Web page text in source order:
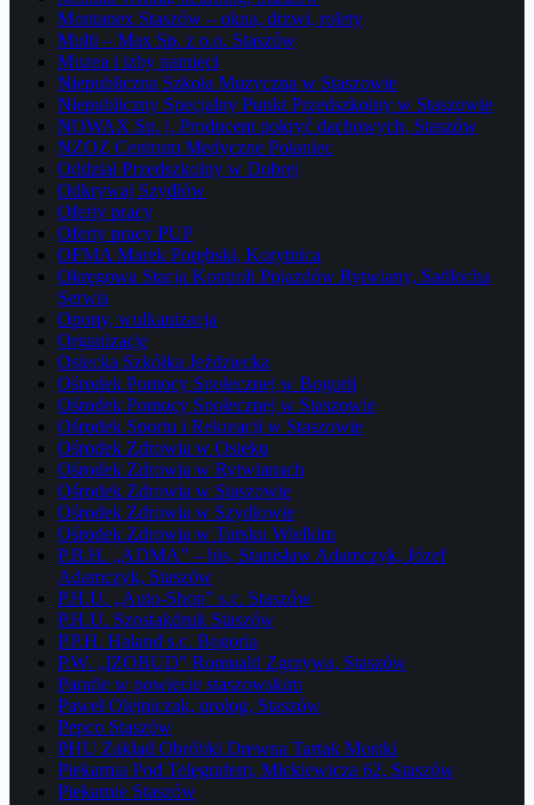
Montanex Staszów – okna, drzwi, rolety
Multi – Max Sp. z o.o. Staszów
Muzea i izby pamięci
Niepubliczna Szkoła Muzyczna w Staszowie
Niepubliczny Specjalny Punkt Przedszkolny w Staszowie
NOWAX Sp. j. Producent pokryć dachowych, Staszów
NZOZ Centrum Medyczne Połaniec
Oddział Przedszkolny w Dobrej
Odkrywaj Szydłów
Oferty pracy
Oferty pracy PUP
OFMA Marek Porębski, Korytnica
Okręgowa Stacja Kontroli Pojazdów Rytwiany, Sadłocha
Serwis
Opony, wulkanizacja
Organizacje
Osiecka Szkółka Jeździecka
Ośrodek Pomocy Społecznej w Bogorii
Ośrodek Pomocy Społecznej w Staszowie
Ośrodek Sportu i Rekreacji w Staszowie
Ośrodek Zdrowia w Osieku
Ośrodek Zdrowia w Rytwianach
Ośrodek Zdrowia w Staszowie
Ośrodek Zdrowia w Szydłowie
Ośrodek Zdrowia w Tursku Wielkim
P.B.H. „ADMA” – bis, Stanisław Adamczyk, Józef
Adamczyk, Staszów
P.H.U. „Auto-Shop” s.c. Staszów
P.H.U. Szostakdruk Staszów
P.P.H. Haland s.c. Bogoria
P.W. „IZOBUD” Romuald Zgrzywa, Staszów
Parafie w powiecie staszowskim
Paweł Olejniczak, urolog, Staszów
Pepco Staszów
PHU Zakład Obróbki Drewna Tartak Mostki
Piekarnia Pod Telegrafem, Mickiewicza 62, Staszów
Piekarnie Staszów